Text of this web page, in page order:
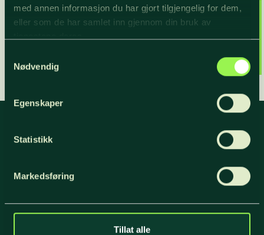
med annen informasjon du har gjort tilgjengelig for dem,
eller som de har samlet inn gjennom din bruk av
Nødvendig
Egenskaper
Statistikk
Markedsføring
Tillat alle
nyhetsbrev på epost.